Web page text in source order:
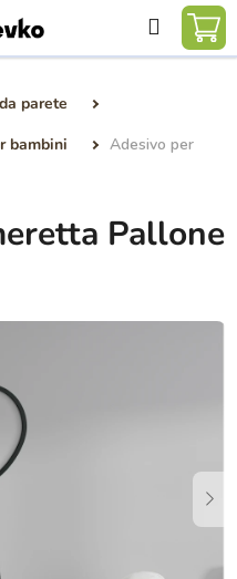
Ricerca
parete
bambini
Adesivo per
Pallone